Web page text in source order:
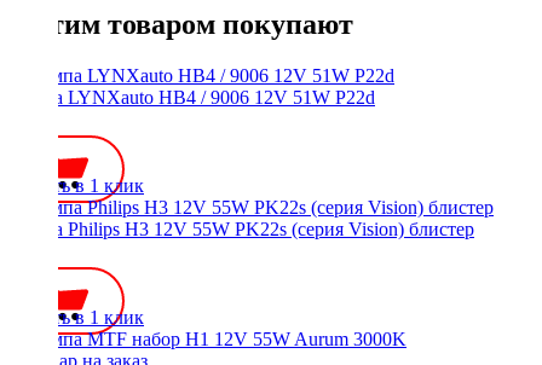
С этим товаром покупают
Лампа LYNXauto HB4 / 9006 12V 51W P22d
Купить в 1 клик
Лампа Philips H3 12V 55W PK22s (серия Vision) блистер
Купить в 1 клик